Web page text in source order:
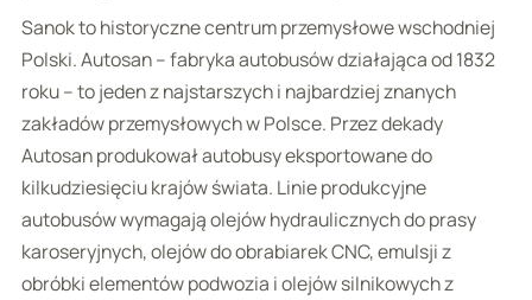
Sanok to historyczne centrum przemysłowe wschodniej
Polski. Autosan – fabryka autobusów działająca od 1832
roku – to jeden z najstarszych i najbardziej znanych
zakładów przemysłowych w Polsce. Przez dekady
Autosan produkował autobusy eksportowane do
kilkudziesięciu krajów świata. Linie produkcyjne
autobusów wymagają olejów hydraulicznych do prasy
karoseryjnych, olejów do obrabiarek CNC, emulsji z
obróbki elementów podwozia i olejów silnikowych z